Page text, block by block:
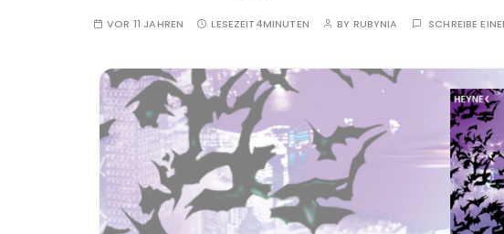
VOR 11 JAHREN LESEZEIT4MINUTEN BY RUBYNIA SCHREIBE